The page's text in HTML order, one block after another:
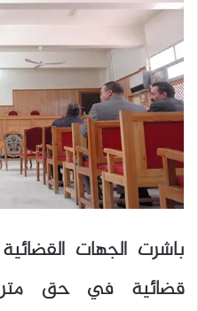
باشرت الجهات
قضائية في حق